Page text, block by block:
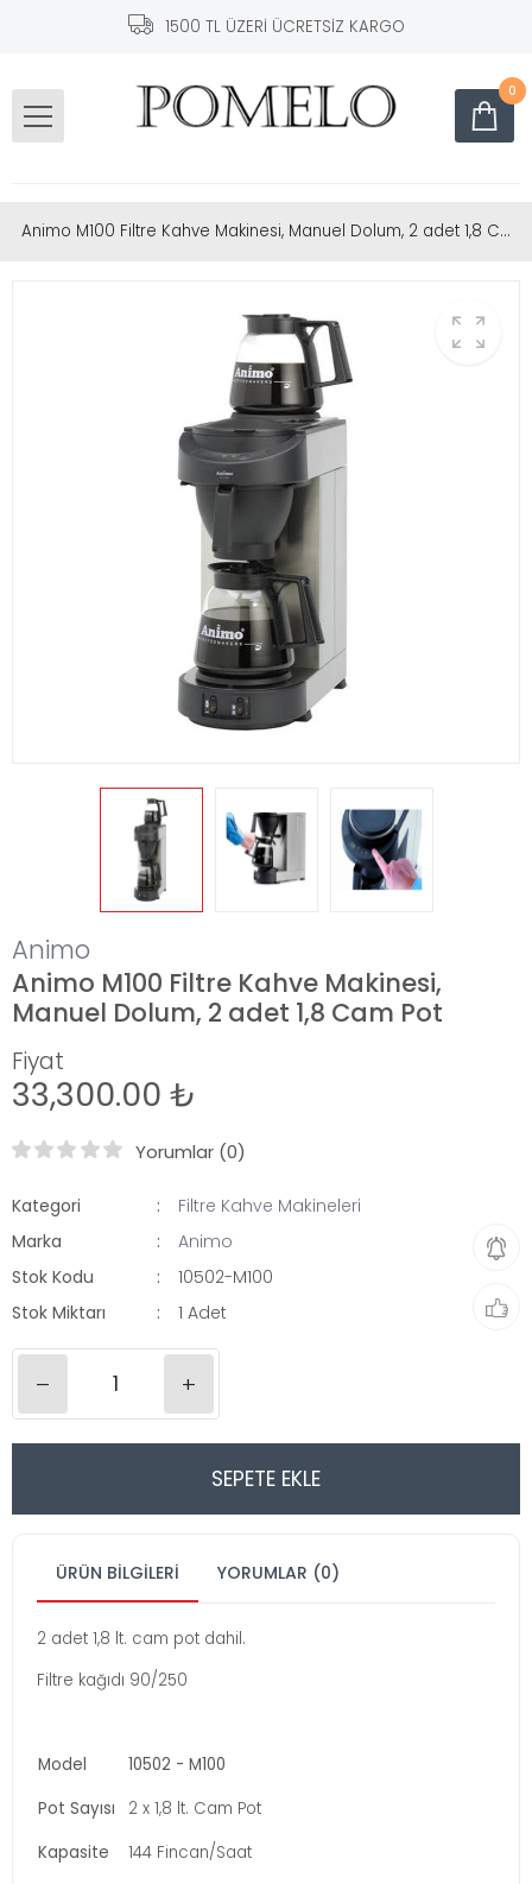
1500 TL ÜZERİ ÜCRETSİZ KARGO
0
Animo M100 Filtre Kahve Makinesi, Manuel Dolum, 2 adet 1,8 Cam Pot
Animo
Animo M100 Filtre Kahve Makinesi,
Manuel Dolum, 2 adet 1,8 Cam Pot
Fiyat
33,300.00 ₺
Yorumlar (0)
Kategori
Filtre Kahve Makineleri
Marka
Animo
Stok Kodu
10502-M100
Stok Miktarı
1 Adet
– +
SEPETE EKLE
ÜRÜN BILGILERI YORUMLAR (0)
2 adet 1,8 lt. cam pot dahil.
Filtre kağıdı 90/250
Model
10502 - M100
Pot Sayısı
2 x 1,8 lt. Cam Pot
Kapasite
144 Fincan/Saat